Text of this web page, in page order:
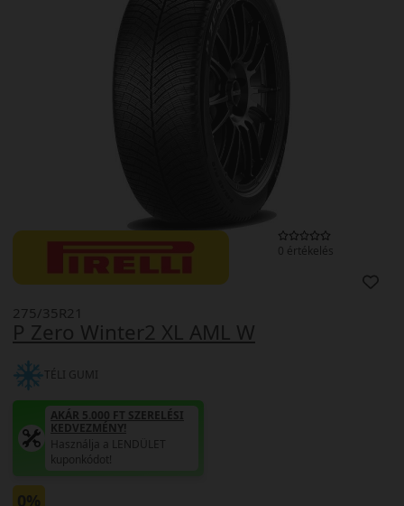
0 értékelés
P Zero Winter2 XL AML W
275/35R21
TÉLI GUMI
AKÁR 5.000 FT SZERELÉSI
KEDVEZMÉNY!
Használja a LENDÜLET
kuponkódot!
0%